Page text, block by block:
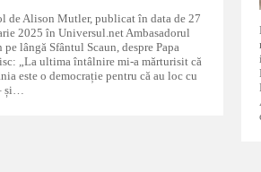
de Alison Mutler, publicat în data de 27
2025 în Universul.net Ambasadorul
pe lângă Sfântul Scaun, despre Papa
„La ultima întâlnire mi-a mărturisit că
este o democrație pentru că au loc cu
și…